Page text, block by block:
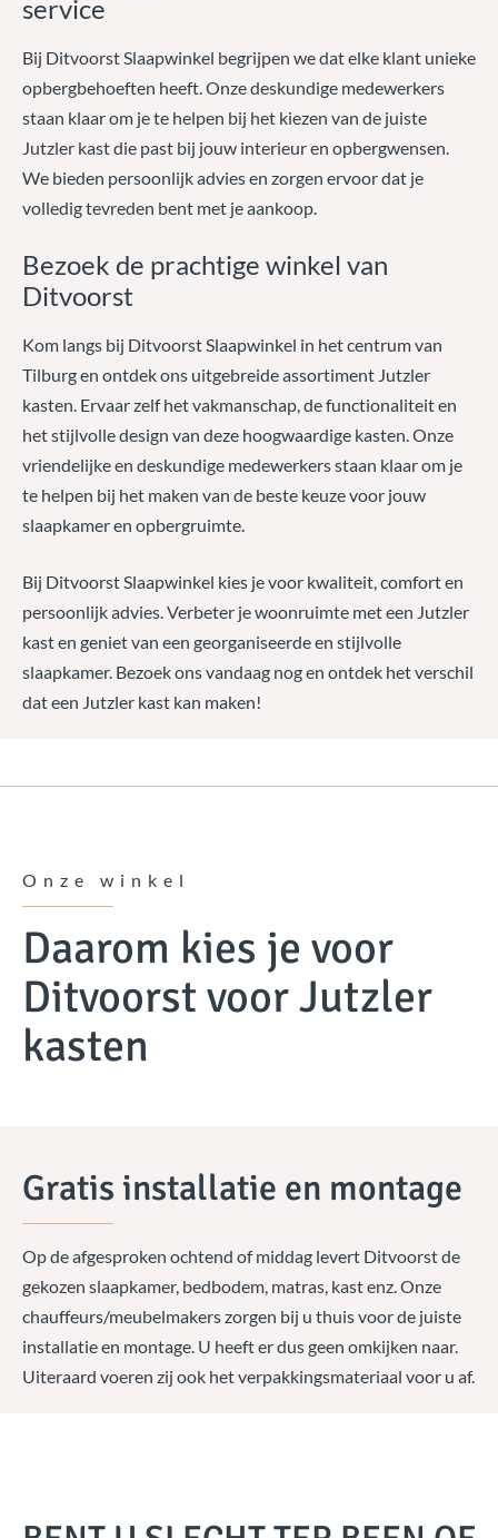
service
Bij Ditvoorst Slaapwinkel begrijpen we dat elke klant unieke
opbergbehoeften heeft. Onze deskundige medewerkers
staan klaar om je te helpen bij het kiezen van de juiste
Jutzler kast die past bij jouw interieur en opbergwensen.
We bieden persoonlijk advies en zorgen ervoor dat je
volledig tevreden bent met je aankoop.
Bezoek de prachtige winkel van
Ditvoorst
Kom langs bij Ditvoorst Slaapwinkel in het centrum van
Tilburg en ontdek ons uitgebreide assortiment Jutzler
kasten. Ervaar zelf het vakmanschap, de functionaliteit en
het stijlvolle design van deze hoogwaardige kasten. Onze
vriendelijke en deskundige medewerkers staan klaar om je
te helpen bij het maken van de beste keuze voor jouw
slaapkamer en opbergruimte.
Bij Ditvoorst Slaapwinkel kies je voor kwaliteit, comfort en
persoonlijk advies. Verbeter je woonruimte met een Jutzler
kast en geniet van een georganiseerde en stijlvolle
slaapkamer. Bezoek ons vandaag nog en ontdek het verschil
dat een Jutzler kast kan maken!
Onze winkel
Daarom kies je voor
Ditvoorst voor Jutzler
kasten
Gratis installatie en montage
Op de afgesproken ochtend of middag levert Ditvoorst de
gekozen slaapkamer, bedbodem, matras, kast enz. Onze
chauffeurs/meubelmakers zorgen bij u thuis voor de juiste
installatie en montage. U heeft er dus geen omkijken naar.
Uiteraard voeren zij ook het verpakkingsmateriaal voor u af.